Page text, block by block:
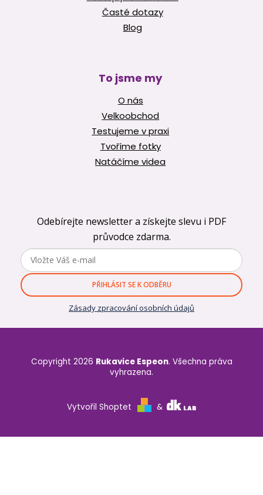
Časté dotazy
Blog
To jsme my
O nás
Velkoobchod
Testujeme v praxi
Tvoříme fotky
Natáčíme videa
Odebírejte newsletter a získejte slevu i PDF
průvodce zdarma.
PŘIHLÁSIT SE K ODBĚRU
Zásady zpracování osobních údajů
Vytvořil Shoptet &
Copyright 2026 Rukavice Espeon. Všechna práva
vyhrazena.